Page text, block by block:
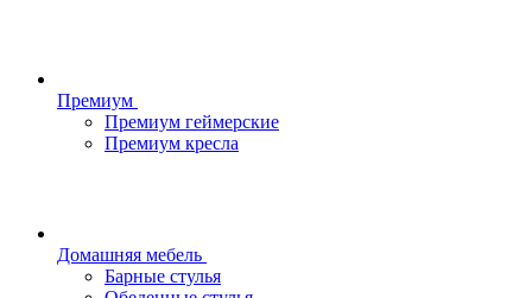
Премиум
Премиум геймерские
Премиум кресла
Домашняя мебель
Барные стулья